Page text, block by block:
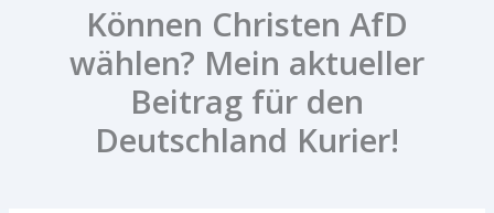
Können Christen AfD
wählen? Mein aktueller
Beitrag für den
Deutschland Kurier!